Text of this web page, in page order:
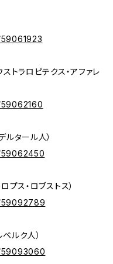
ラロピテクス・アファレ
タール人）
ス・ロブストス）
ルク人）